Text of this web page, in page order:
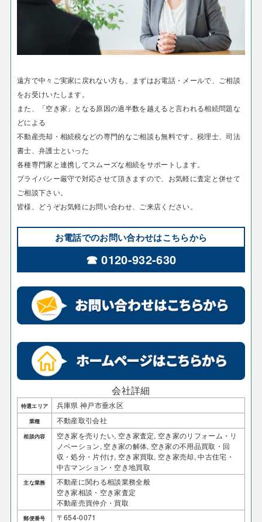
遠方で中々ご実家に戻れない方も、まずはお電話・メールで、ご相談
をお受けいたします。
また、「空き家」となる原因の過半数を越えると言われる相続問題な
どによる
不動産売却・相続税などの専門的なご相談も無料です。税理士、司法
書士、弁護士といった
各種専門家と連携してスムーズな相続をサポートします。
プライバシー厳守で対応させて頂きますので、お気軽に査定と併せて
ご相談下さい。
皆様、どうぞお気軽にお問い合わせ、ご来店ください。
お電話でのお問い合わせはこちらから
☎ 0120-932-630
会社詳細
特選エリア 兵庫県 神戸市垂水区
業種 不動産取引会社
相談内容
空き家を売りたい, 空き家査定, 空き家のリフォーム・リ
ノベーション, 空き家の解体, 空き家の不用品買取・回
収・処分・片付け, 空き家買取, 空き家売却, 中古住宅・
中古マンション・空き地買取
主な業務
不動産に関わる相談業務全般
空き家相談・空き家査定
不動産売買仲介・買取
郵便番号 〒654-0071